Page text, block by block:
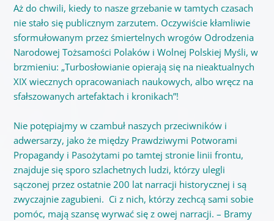
Aż do chwili, kiedy to nasze grzebanie w tamtych czasach
nie stało się publicznym zarzutem. Oczywiście kłamliwie
sformułowanym przez śmiertelnych wrogów Odrodzenia
Narodowej Tożsamości Polaków i Wolnej Polskiej Myśli, w
brzmieniu: „Turbosłowianie opierają się na nieaktualnych
XIX wiecznych opracowaniach naukowych, albo wręcz na
sfałszowanych artefaktach i kronikach”!
Nie potępiajmy w czambuł naszych przeciwników i
adwersarzy, jako że między Prawdziwymi Potworami
Propagandy i Pasożytami po tamtej stronie linii frontu,
znajduje się sporo szlachetnych ludzi, którzy ulegli
sączonej przez ostatnie 200 lat narracji historycznej i są
zwyczajnie zagubieni. Ci z nich, którzy zechcą sami sobie
pomóc, mają szansę wyrwać się z owej narracji. – Bramy